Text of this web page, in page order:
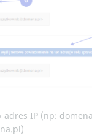
adres IP (np: